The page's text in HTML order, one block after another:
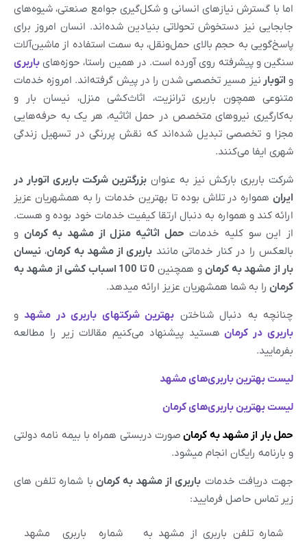
اما با گسترش نیازهای انسانی و شکل‌گیری جوامع صنعتی، شیوه‌های
جابجایی نیز دستخوش تحولاتی بنیادین شده‌اند. انسان امروز برای
پاسخ‌گویی به حجم بالای حمل‌ونقل، به سمت استفاده از ماشین‌آلات
سنگین و پیشرفته روی آورده است. در همین راستا، حوزه‌های باربری
و اتوبار نیز مسیر تخصصی شدن را در پیش گرفته‌اند. امروزه خدمات
متنوعی همچون باربری ترانزیت، اثاث‌کشی منزل، نیسان بار و
به‌کارگیری نیروهای متخصص در حمل اثاثیه، هر یک به حرفه‌هایی
مجزا و تخصصی تبدیل شده‌اند که نقش پررنگی در تسهیل زندگی
شهری ایفا می‌کنند.
شرکت باربری بارکش نیز به عنوان بزرگترین شرکت باربری اتوبار در
ایران همواره در تلاش بوده تا بهترین خدمات را به همشهریان عزیز
ارائه کند و همواره به دنبال ارتقا کیفیت خدمات خود بوده و هست.
از این سو کلیه خدمات حمل اثاثیه منزل از مشهد بهکرمان و
بالعکس را در کنار خدماتی مانند باربری ازمشهدبه کرمان، نیسان
بار از مشهدبه کرمانو همچنین 0 تا 100 اسباب کشی از
مشهد به
کرمان را به شما همشهریان عزیز ارائه میدهد.
چنانچه به دنبال شناختن بهترین شرکتهای باربری در مشهد و
باربری در کرمان هستید پیشنهاد می‌کنیم مقالات زیر را مطالعه
بفرمایید.
لیست بهترین باربری‌هایمشهد
لیست بهترین باربری‌هایکرمان
حمل بار از مشهد به کرمان صورت دربستی همراه با بیمه نامه دولتی
و بارنامه رایگان انجام میشود.
جهت دریافت خدمات باربری از مشهدبه کرمان با شماره تلفن های
زیر تماس حاصل فرمایید:
شماره تلفن باربری از مشهد به
شماره باربری مشهد